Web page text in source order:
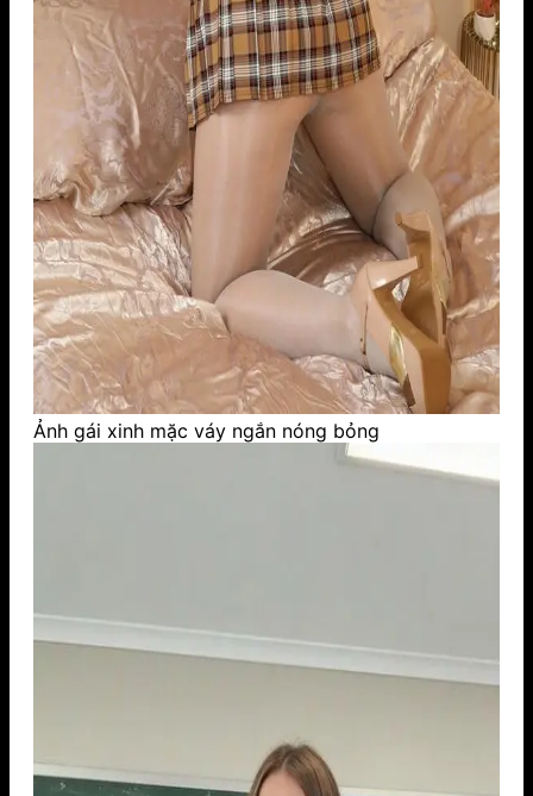
Ảnh gái xinh mặc váy ngắn nóng bỏng